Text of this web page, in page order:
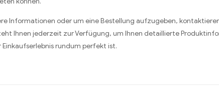
Informationen oder um eine Bestellung aufzugeben,
Ihnen jederzeit zur Verfügung, um Ihnen detaillierte
rundum perfekt ist.